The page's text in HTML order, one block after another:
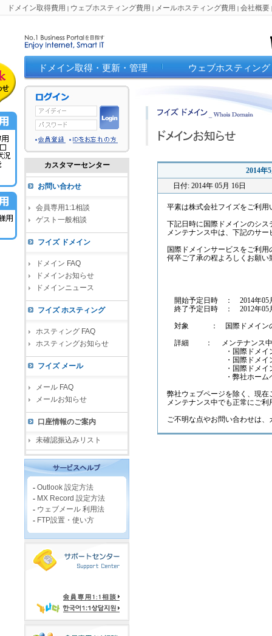
ドメイン取得費用 | ウェブホスティング費用 | メールホスティング費用 | 会社概要
ドメイン取得・更新・管理 ウェブホスティング
カスタマーセンター
お問い合わせ
会員専用1:1相談
ゲスト一般相談
フイズ ドメイン
ドメイン FAQ
ドメインお知らせ
ドメインニュース
フイズ ホスティング
ホスティング FAQ
ホスティングお知らせ
フイズ メール
メール FAQ
メールお知らせ
口座情報のご案内
未確認振込みリスト
- Outlook 設定方法
- MX Record 設定方法
- ウェブメール 利用法
- FTP設置・使い方
2014年
日付: 2014年 05月 16日
平素は株式会社フイズをご利
下記日時に国際ドメインのシ
メンテナンス中は、下記のサ
国際ドメインサービスをご利
何卒ご了承の程よろしくお願い
開始予定日時 ： 2014年05
終了予定日時 ： 2012年05
対象 ： 国際ドメインの
詳細 ： メンテナンス中に
・国際ドメインの
・国際ドメイン
・国際ドメイン
・弊社ホームペー
弊社ウェブページを除く、現
メンテナンス中でも正常にご利
ご不明な点やお問い合わせは